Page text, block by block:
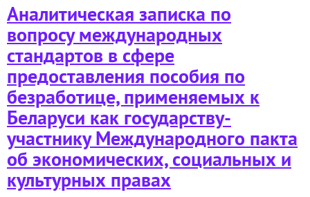
сацыяльных і культурных правах
Аналитическая записка по
вопросу международных
стандартов в сфере
предоставления пособия по
безработице, применяемых к
Беларуси как государству-
участнику Международного пакта
об экономических, социальных и
культурных правах